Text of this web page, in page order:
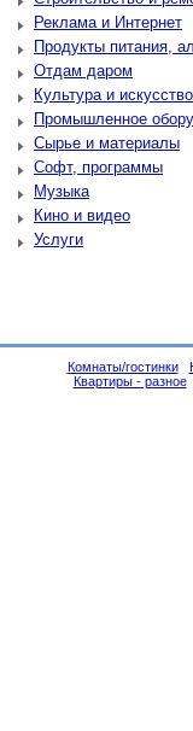
Реклама и Интернет
Продукты питания,
Отдам даром
Культура и искусство
Промышленное
Сырье и материалы
Софт, программы
Музыка
Кино и видео
Услуги
Комнаты/гостинки
Квартиры - разное